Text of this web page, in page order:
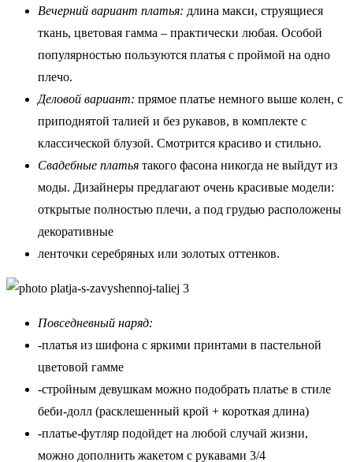
Вечерний вариант платья: длина макси, струящиеся
ткань, цветовая гамма – практически любая. Особой
популярностью пользуются платья с проймой на одно
плечо.
Деловой вариант: прямое платье немного выше колен, с
приподнятой талией и без рукавов, в комплекте с
классической блузой. Смотрится красиво и стильно.
Свадебные платья такого фасона никогда не выйдут из
моды. Дизайнеры предлагают очень красивые модели:
открытые полностью плечи, а под грудью расположены
декоративные
ленточки серебряных или золотых оттенков.
Повседневный наряд:
-платья из шифона с яркими принтами в пастельной
цветовой гамме
-стройным девушкам можно подобрать платье в стиле
беби-долл (расклешенный крой + короткая длина)
-платье-футляр подойдет на любой случай жизни,
можно дополнить жакетом с рукавами 3/4